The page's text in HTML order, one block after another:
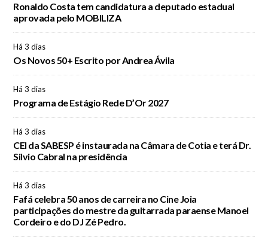
Ronaldo Costa tem candidatura a deputado estadual
aprovada pelo MOBILIZA
Há 3 dias
Os Novos 50+ Escrito por Andrea Ávila
Há 3 dias
Programa de Estágio Rede D’Or 2027
Há 3 dias
CEI da SABESP é instaurada na Câmara de Cotia e terá Dr.
Silvio Cabral na presidência
Há 3 dias
Fafá celebra 50 anos de carreira no Cine Joia
participações do mestre da guitarrada paraense Manoel
Cordeiro e do DJ Zé Pedro.